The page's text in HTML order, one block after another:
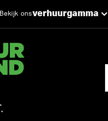
Bekijk onsverhuurgamma